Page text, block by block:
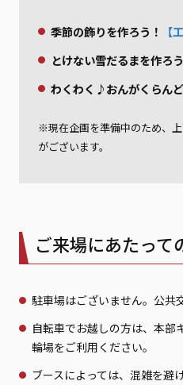
季節の飾りを作ろう！
【
とけない雪だるまを作ろ
わくわく♪おんがくらんど
※現在企画を準備中のため、
がございます。
ご来場にあたって
駐車場はございません。公共
自転車でお越しの方は、本部
輪場をご利用ください。
ブースによっては、混雑を避